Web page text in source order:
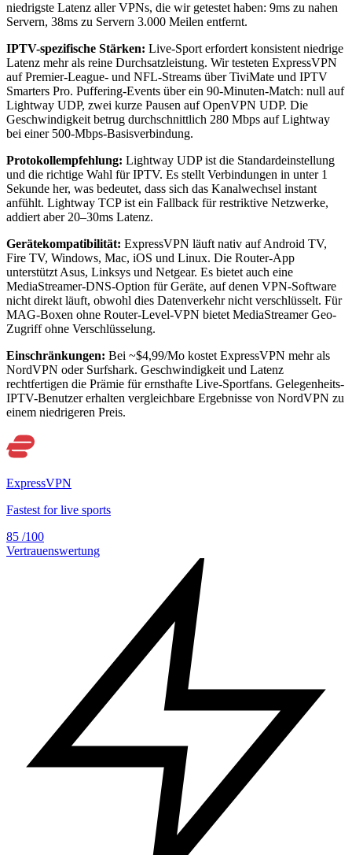
niedrigste Latenz aller VPNs, die wir getestet haben: 9ms zu nahen
Servern, 38ms zu Servern 3.000 Meilen entfernt.
IPTV-spezifische Stärken: Live-Sport erfordert konsistent niedrige
Latenz mehr als reine Durchsatzleistung. Wir testeten ExpressVPN
auf Premier-League- und NFL-Streams über TiviMate und IPTV
Smarters Pro. Puffering-Events über ein 90-Minuten-Match: null auf
Lightway UDP, zwei kurze Pausen auf OpenVPN UDP. Die
Geschwindigkeit betrug durchschnittlich 280 Mbps auf Lightway
bei einer 500-Mbps-Basisverbindung.
Protokollempfehlung: Lightway UDP ist die Standardeinstellung
und die richtige Wahl für IPTV. Es stellt Verbindungen in unter 1
Sekunde her, was bedeutet, dass sich das Kanalwechsel instant
anfühlt. Lightway TCP ist ein Fallback für restriktive Netzwerke,
addiert aber 20–30ms Latenz.
Gerätekompatibilität: ExpressVPN läuft nativ auf Android TV,
Fire TV, Windows, Mac, iOS und Linux. Die Router-App
unterstützt Asus, Linksys und Netgear. Es bietet auch eine
MediaStreamer-DNS-Option für Geräte, auf denen VPN-Software
nicht direkt läuft, obwohl dies Datenverkehr nicht verschlüsselt. Für
MAG-Boxen ohne Router-Level-VPN bietet MediaStreamer Geo-
Zugriff ohne Verschlüsselung.
Einschränkungen: Bei ~$4,99/Mo kostet ExpressVPN mehr als
NordVPN oder Surfshark. Geschwindigkeit und Latenz
rechtfertigen die Prämie für ernsthafte Live-Sportfans. Gelegenheits-
IPTV-Benutzer erhalten vergleichbare Ergebnisse von NordVPN zu
einem niedrigeren Preis.
ExpressVPN
Fastest for live sports
85 /100
Vertrauenswertung